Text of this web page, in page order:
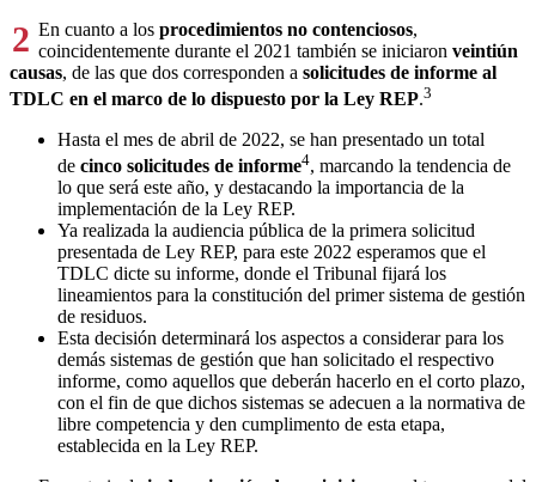
2 En cuanto a los procedimientos no contenciosos,
coincidentemente durante el 2021 también se iniciaron veintiún
causas, de las que dos corresponden a solicitudes de informe al
TDLC en el marco de lo dispuesto por la Ley REP.3
Hasta el mes de abril de 2022, se han presentado un total
de cinco solicitudes de informe4, marcando la tendencia de
lo que será este año, y destacando la importancia de la
implementación de la Ley REP.
Ya realizada la audiencia pública de la primera solicitud
presentada de Ley REP, para este 2022 esperamos que el
TDLC dicte su informe, donde el Tribunal fijará los
lineamientos para la constitución del primer sistema de gestión
de residuos.
Esta decisión determinará los aspectos a considerar para los
demás sistemas de gestión que han solicitado el respectivo
informe, como aquellos que deberán hacerlo en el corto plazo,
con el fin de que dichos sistemas se adecuen a la normativa de
libre competencia y den cumplimento de esta etapa,
establecida en la Ley REP.